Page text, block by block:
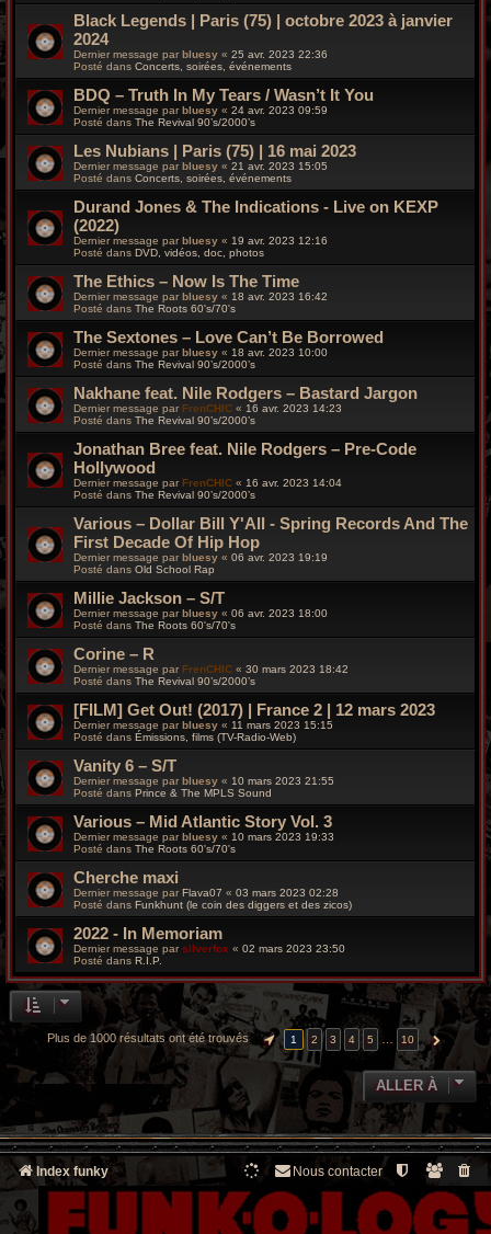
Black Legends | Paris (75) | octobre 2023 à janvier
2024
Dernier message par bluesy « 25 avr. 2023 22:36
Posté dans Concerts, soirées, événements
BDQ – Truth In My Tears / Wasn’t It You
Dernier message parbluesy « 24 avr. 2023 09:59
Posté dans The Revival 90’s/2000’s
Les Nubians | Paris (75) | 16 mai 2023
Dernier message par bluesy « 21 avr. 2023 15:05
Posté dans Concerts, soirées, événements
Durand Jones & The Indications - Live on KEXP
(2022)
Dernier message par bluesy « 19 avr. 2023 12:16
Posté dans DVD, vidéos, doc, photos
The Ethics – Now Is The Time
Dernier message par bluesy « 18 avr. 2023 16:42
Posté dans The Roots 60's/70's
The Sextones – Love Can’t Be Borrowed
Dernier message parbluesy « 18 avr. 2023 10:00
Posté dans The Revival 90’s/2000’s
Nakhane feat. Nile Rodgers – Bastard Jargon
Dernier message par FrenCHIC « 16 avr. 2023 14:23
Posté dans The Revival 90’s/2000’s
Jonathan Bree feat. Nile Rodgers – Pre-Code
Hollywood
Dernier message par FrenCHIC « 16 avr. 2023 14:04
Posté dans The Revival 90’s/2000’s
Various – Dollar Bill Y'All - Spring Records And The
First Decade Of Hip Hop
Dernier message par bluesy « 06 avr. 2023 19:19
Posté dans Old School Rap
Millie Jackson – S/T
Dernier message parbluesy « 06 avr. 2023 18:00
Posté dans The Roots 60's/70's
Corine – R
Dernier message par FrenCHIC « 30 mars 2023 18:42
Posté dans The Revival 90’s/2000’s
[FILM] Get Out! (2017) | France 2 | 12 mars 2023
Dernier message parbluesy « 11 mars 2023 15:15
Posté dans Émissions, films (TV-Radio-Web)
Vanity 6 – S/T
Dernier message par bluesy « 10 mars 2023 21:55
Posté dans Prince & The MPLS Sound
Various – Mid Atlantic Story Vol. 3
Dernier message parbluesy « 10 mars 2023 19:33
Posté dans The Roots 60's/70's
Cherche maxi
Dernier message par Flava07 « 03 mars 2023 02:28
Posté dans Funkhunt (le coin des diggers et des zicos)
2022 - In Memoriam
Dernier message parsilverfox « 02 mars 2023 23:50
Posté dans R.I.P.
Plus de 1000 résultats ont été trouvés PAGE SUR10
1 2 3 4 5 … 10 SUIVANTE
ALLER À
Index funky Nous contacter